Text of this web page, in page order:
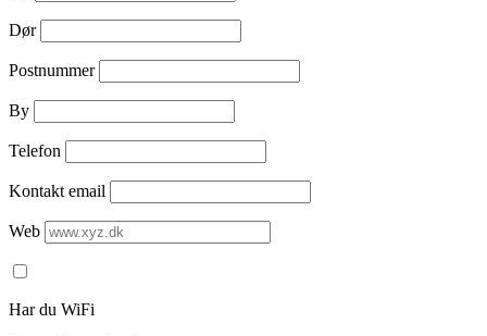
Dør
Postnummer
By
Telefon
Kontakt email
Web
Har du WiFi